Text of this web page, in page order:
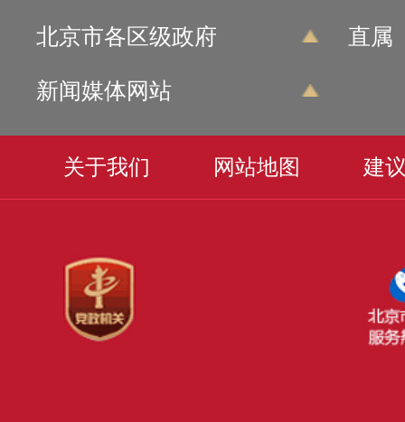
北京市各区级政府 直属
新闻媒体网站
关于我们 网站地图 建